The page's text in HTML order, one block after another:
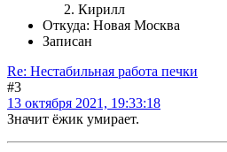
Кирилл
Откуда: Новая Москва
Записан
Re: Нестабильная работа печки
#3
13 октября 2021, 19:33:18
Значит ёжик умирает.